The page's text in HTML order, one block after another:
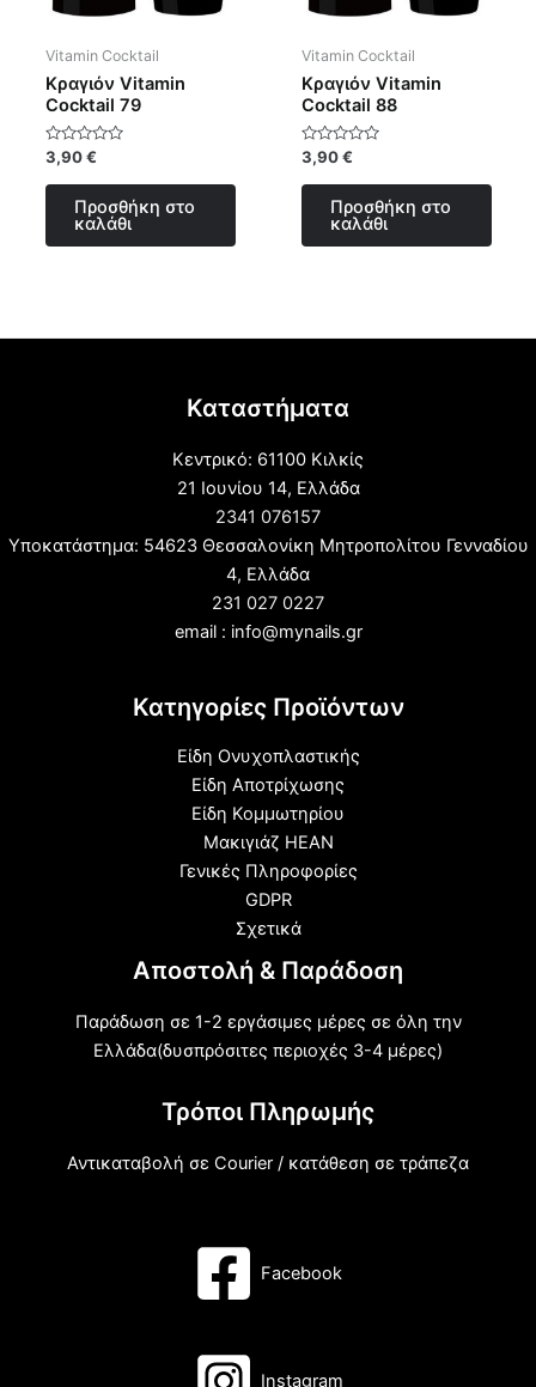
Vitamin Cocktail
Κραγιόν Vitamin
Cocktail 79
Βαθμολογήθηκε
με
0
3,90€
Προσθήκη στο
καλάθι
Vitamin Cocktail
Κραγιόν Vitamin
Cocktail 88
Βαθμολογήθηκε
με
0
3,90€
Προσθήκη στο
καλάθι
Καταστήματα
Κεντρικό: 61100 Κιλκίς
21 Ιουνίου 14, Ελλάδα
2341 076157
Υποκατάστημα: 54623 Θεσσαλονίκη Μητροπολίτου Γενναδίου
4, Ελλάδα
231 027 0227
email : info@mynails.gr
Κατηγορίες Προϊόντων
Είδη Ονυχοπλαστικής
Είδη Αποτρίχωσης
Είδη Κομμωτηρίου
Μακιγιάζ HEAN
Γενικές Πληροφορίες
GDPR
Σχετικά
Αποστολή & Παράδοση
Παράδωση σε 1-2 εργάσιμες μέρες σε όλη την
Ελλάδα(δυσπρόσιτες περιοχές 3-4 μέρες)
Τρόποι Πληρωμής
Αντικαταβολή σε Courier / κατάθεση σε τράπεζα
Facebook
Instagram